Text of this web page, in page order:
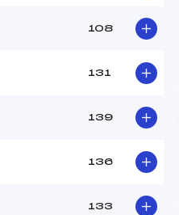
76.0200
108
131
139
136
133